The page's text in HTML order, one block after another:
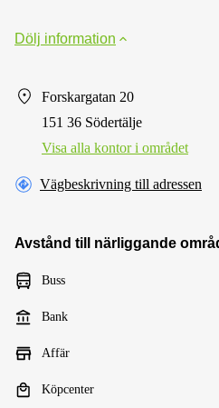
Dölj information
Forskargatan 20
151 36 Södertälje
Visa alla kontor i området
Vägbeskrivning till adressen
Avstånd till närliggande
Buss
Bank
Affär
Köpcenter